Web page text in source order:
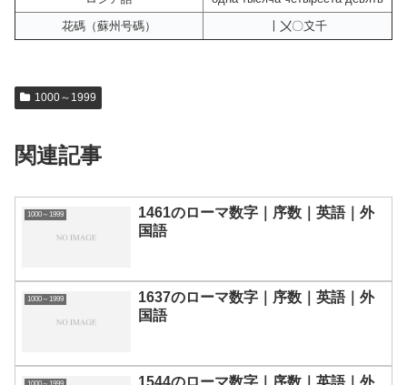
花碼（蘇州号碼）
〡〤〇〩千
1000～1999
関連記事
1000～1999
1461のローマ数字｜序数｜英語｜外
国語
1000～1999
1637のローマ数字｜序数｜英語｜外
国語
1000～1999
1544のローマ数字｜序数｜英語｜外